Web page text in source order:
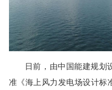
日前，由中国能建规划
准《海上风力发电场设计标